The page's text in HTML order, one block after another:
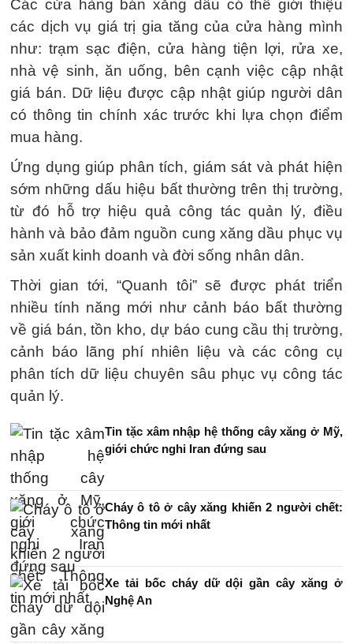
Các cửa hàng bán xăng dầu có thể giới thiệu
các dịch vụ giá trị gia tăng của cửa hàng mình
như: trạm sạc điện, cửa hàng tiện lợi, rửa xe,
nhà vệ sinh, ăn uống, bên cạnh việc cập nhật
giá bán. Dữ liệu được cập nhật giúp người dân
có thông tin chính xác trước khi lựa chọn điểm
mua hàng.
Ứng dụng giúp phân tích, giám sát và phát hiện
sớm những dấu hiệu bất thường trên thị trường,
từ đó hỗ trợ hiệu quả công tác quản lý, điều
hành và bảo đảm nguồn cung xăng dầu phục vụ
sản xuất kinh doanh và đời sống nhân dân.
Thời gian tới, “Quanh tôi” sẽ được phát triển
nhiều tính năng mới như cảnh báo bất thường
về giá bán, tồn kho, dự báo cung cầu thị trường,
cảnh báo lãng phí nhiên liệu và các công cụ
phân tích dữ liệu chuyên sâu phục vụ công tác
quản lý.
Tin tặc xâm nhập hệ thống cây xăng ở Mỹ,
giới chức nghi Iran đứng sau
Cháy ô tô ở cây xăng khiến 2 người chết:
Thông tin mới nhất
Xe tải bốc cháy dữ dội gần cây xăng ở
Nghệ An